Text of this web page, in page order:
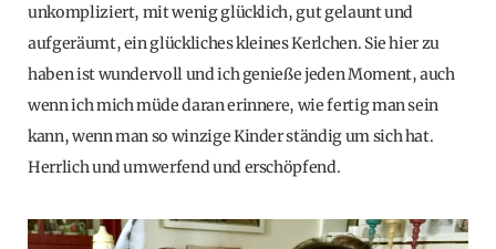
unkompliziert, mit wenig glücklich, gut gelaunt und
aufgeräumt, ein glückliches kleines Kerlchen. Sie hier zu
haben ist wundervoll und ich genieße jeden Moment, auch
wenn ich mich müde daran erinnere, wie fertig man sein
kann, wenn man so winzige Kinder ständig um sich hat.
Herrlich und umwerfend und erschöpfend.